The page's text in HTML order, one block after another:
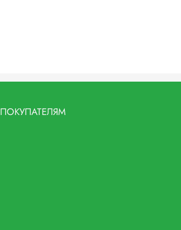
ПОКУПАТЕЛЯМ